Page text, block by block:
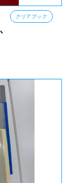
クリアブック